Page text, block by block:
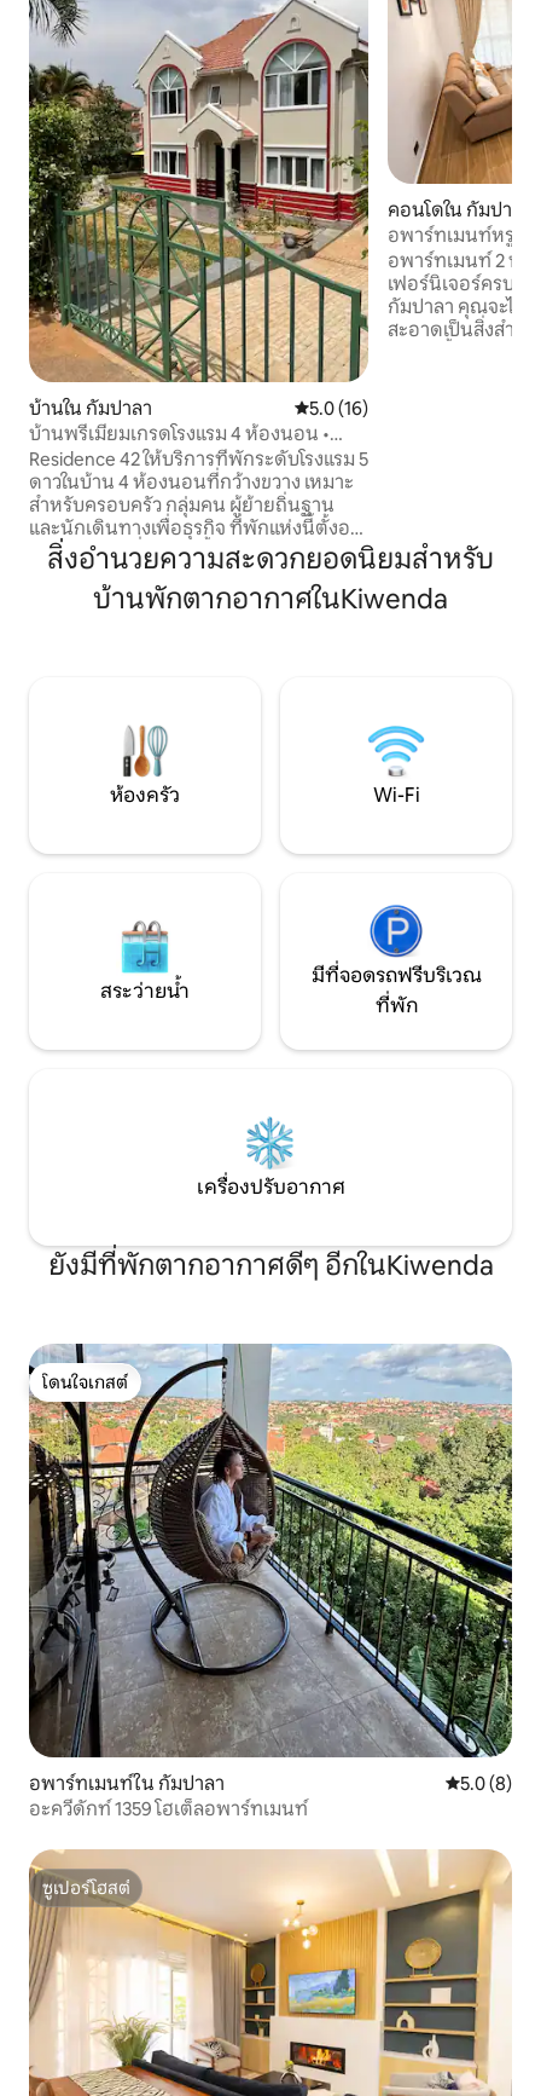
บ้านใน กัมปาลา คะแนนเฉลี่ย 5.0 จาก 5, 16 รีวิว
5.0 (16)
บ้านพรีเมียมเกรดโรงแรม 4 ห้องนอน •
เหมาะสำหรับครอบครัว
Residence 42 ให้บริการที่พักระดับโรงแรม 5
ดาวในบ้าน 4 ห้องนอนที่กว้างขวาง เหมาะ
สำหรับครอบครัว กลุ่มคน ผู้ย้ายถิ่นฐาน
และนักเดินทางเพื่อธุรกิจ ที่พักแห่งนี้ตั้งอยู่
ภายในชุมชนที่มีประตูรั้วรอบข้างอย่าง
ปลอดภัย มีสวนและถนนที่เงียบสงบ ให้
ความสะดวกสบายและความเป็นส่วนตัว
สไตล์ และพื้นที่กว้างขวางสำหรับอยู่อาศัย
คอนโดใน กัมปาลา
อพาร์ทเมนท์หรู
นอน กว้างขวางแ
อพาร์ทเมนท์ 2 ห้อ
เฟอร์นิเจอร์ครบค
กัมปาลา คุณจะได้
สะอาดเป็นสิ่งสำ
สิ่งอำนวยความสะดวกยอดนิยมสำหรับ
บ้านพักตากอากาศในKiwenda
ห้องครัว Wi-Fi
สระว่ายน้ำ
มีที่จอดรถฟรีบริเวณ
ที่พัก
เครื่องปรับอากาศ
ยังมีที่พักตากอากาศดีๆ อีกในKiwenda
โดนใจเกสต์
โดนใจเกสต์
อพาร์ทเมนท์ใน กัมปาลา คะแนนเฉลี่
5.0 (8)
อะควีดักท์ 1359 โฮเต็ลอพาร์ทเมนท์
ซูเปอร์โฮสต์
ซูเปอร์โฮสต์